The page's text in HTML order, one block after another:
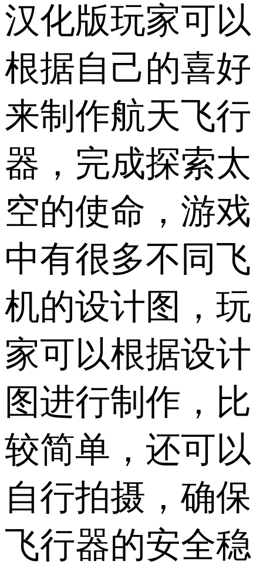
汉化版玩家可以
根据自己的喜好
来制作航天飞行
器，完成探索太
空的使命，游戏
中有很多不同飞
机的设计图，玩
家可以根据设计
图进行制作，比
较简单，还可以
自行拍摄，确保
飞行器的安全稳